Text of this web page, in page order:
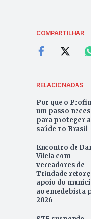
COMPARTILHAR
RELACIONADAS
Por que o
um passo
para proteger a
saúde no Brasil
Encontro de
Vilela com
vereadores de
Trindade
apoio do
ao emedebista
2026